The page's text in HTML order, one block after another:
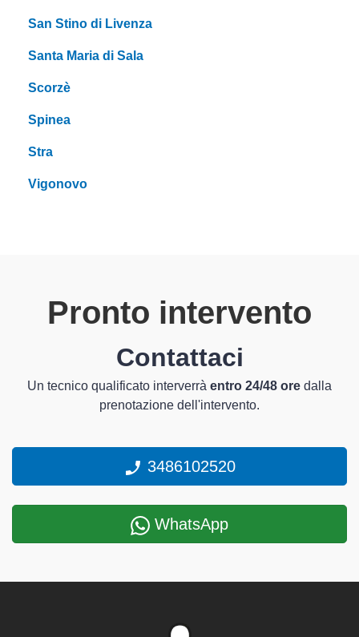
San Stino di Livenza
Santa Maria di Sala
Scorzè
Spinea
Stra
Vigonovo
Pronto intervento
Contattaci
Un tecnico qualificato interverrà entro 24/48 ore dalla
prenotazione dell'intervento.
3486102520
WhatsApp